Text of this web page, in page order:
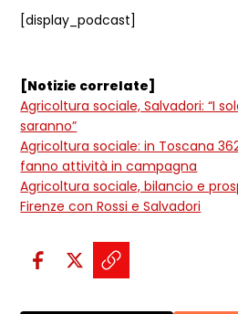
[display_podcast]
[Notizie correlate]
Agricoltura sociale, Salvadori: “I
saranno”
Agricoltura sociale: in Toscana
fanno attività in campagna
Agricoltura sociale, bilancio e
Firenze con Rossi e Salvadori
Condividi sui social:
Condividi su
Condividi su X
Copia il link